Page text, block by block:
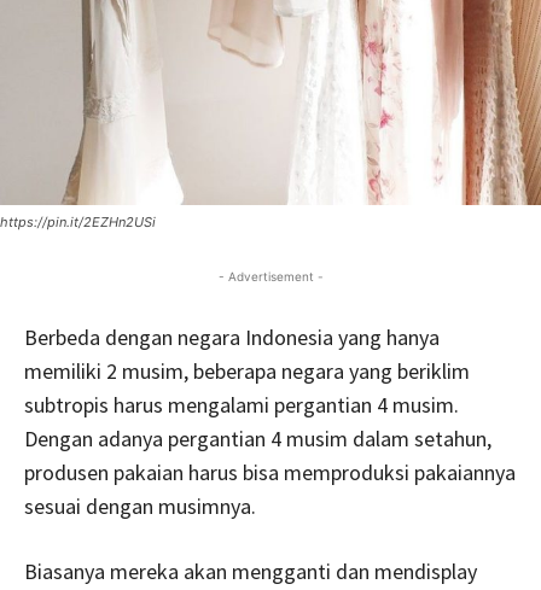
https://pin.it/2EZHn2USi
- Advertisement -
Berbeda dengan negara Indonesia yang hanya
memiliki 2 musim, beberapa negara yang beriklim
subtropis harus mengalami pergantian 4 musim.
Dengan adanya pergantian 4 musim dalam setahun,
produsen pakaian harus bisa memproduksi pakaiannya
sesuai dengan musimnya.
Biasanya mereka akan mengganti dan mendisplay